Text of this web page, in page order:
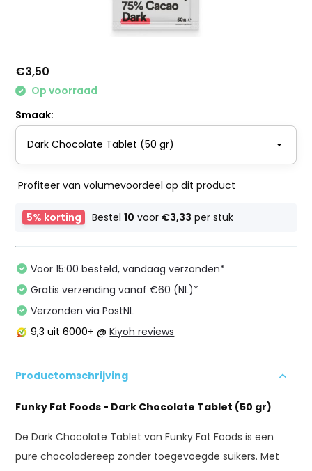
€3,50
Op voorraad
Smaak:
Profiteer van volumevoordeel op dit product
5% korting Bestel10 voor €3,33 per stuk
Voor 15:00 besteld, vandaag verzonden*
Gratis verzending vanaf €60 (NL)*
Verzonden via PostNL
9,3 uit 6000+ @Kiyoh reviews
Productomschrijving
Funky Fat Foods - Dark Chocolate Tablet (50 gr)
De Dark Chocolate Tablet van Funky Fat Foods is een
pure chocoladereep zonder toegevoegde suikers. Met